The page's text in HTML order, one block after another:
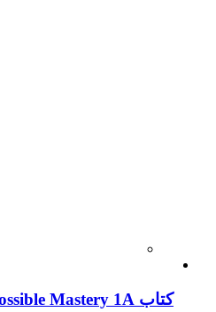
کتاب Mission Possible Mastery 1A